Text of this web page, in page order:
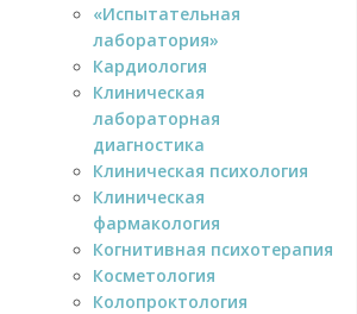
«Испытательная
лаборатория»
Кардиология
Клиническая
лабораторная
диагностика
Клиническая психология
Клиническая
фармакология
Когнитивная психотерапия
Косметология
Колопроктология